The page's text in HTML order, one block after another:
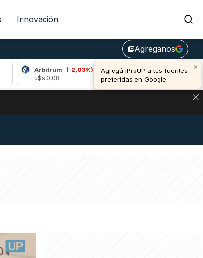
Innovación
library_addAgreganos
×
Agregá iProUP a tus fuentes
preferidas en Google
Arbitrum
(-2,03%)
Bitcoin (-0,27%)
u$s 64.861,00
EN BITCOIN, DÓLAR CRIPTO Y EXCHANGES